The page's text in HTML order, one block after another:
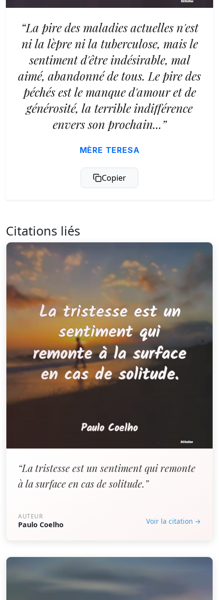
“La pire des maladies actuelles n'est
ni la lèpre ni la tuberculose, mais le
sentiment d'être indésirable, mal
aimé, abandonné de tous. Le pire des
péchés est le manque d'amour et de
générosité, la terrible indifférence
envers son prochain...”
MÈRE TERESA
Copier
Citations liés
“La tristesse est un sentiment qui remonte
à la surface en cas de solitude.”
AUTEUR
Paulo Coelho Voir la citation →